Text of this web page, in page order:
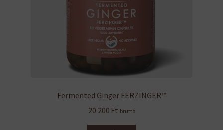
Fermented Ginger FERZINGER™
20 200 Ft bruttó